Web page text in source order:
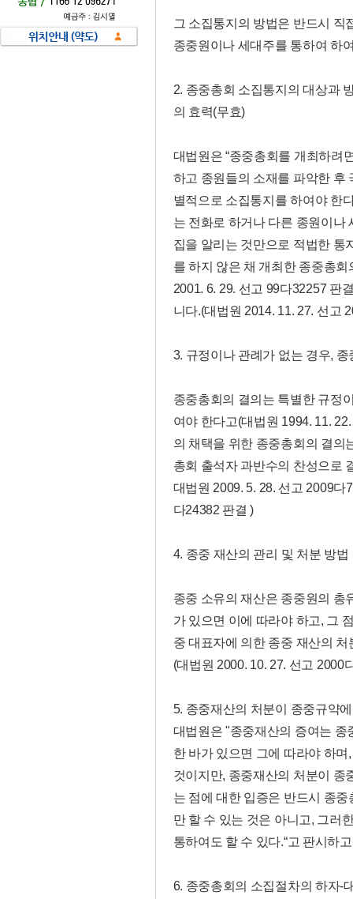
그 소집통지의 방법은 반드시 직
종중원이나 세대주를 통하여 하
2. 종중총회 소집통지의 대상과
의 효력(무효)
대법원은 “종중총회를 개최하려
하고 종원들의 소재를 파악한 후
별적으로 소집통지를 하여야 한
는 전화로 하거나 다른 종원이나
집을 알리는 것만으로 적법한 통
를 하지 않은 채 개최한 종중총
2001. 6. 29. 선고 99다32257 판
니다.(대법원 2014. 11. 27. 선고
3. 규정이나 관례가 없는 경우,
종중총회의 결의는 특별한 규정
여야 한다고(대법원 1994. 11.
의 채택을 위한 종중총회의 결의
총회 출석자 과반수의 찬성으로
대법원 2009. 5. 28. 선고 2009다
다24382 판결 )
4. 종중 재산의 관리 및 처분 방법
종중 소유의 재산은 종중원의 총
가 있으면 이에 따라야 하고, 그
중 대표자에 의한 종중 재산의
(대법원 2000. 10. 27. 선고 2000
5. 종중재산의 처분이 종중규약
대법원은 "종중재산의 증여는
한 바가 있으면 그에 따라야 하
것이지만, 종중재산의 처분이 종
는 점에 대한 입증은 반드시 종
만 할 수 있는 것은 아니고, 그러
통하여도 할 수 있다.“고 판시하
6. 종중총회의 소집절차의 하자-